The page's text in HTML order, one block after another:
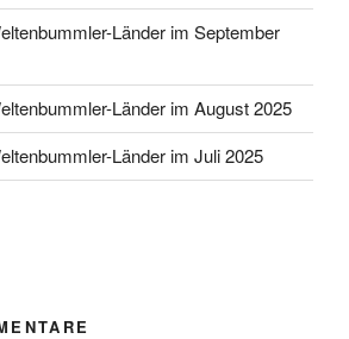
Länder im September
Länder im August 2025
Länder im Juli 2025